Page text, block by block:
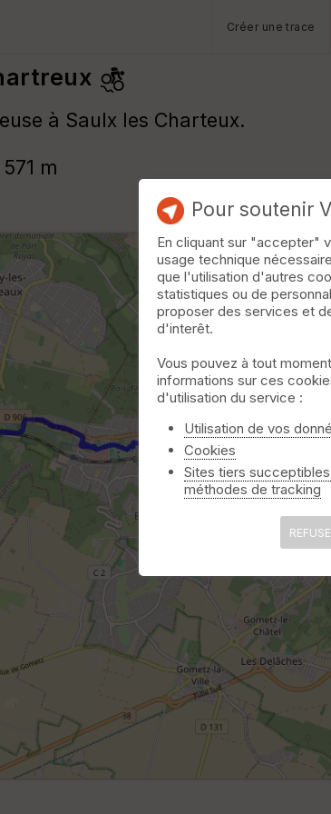
Créer une trace
à Saulx les Charteux.
m
Pour soutenir
En cliquant sur "accepter"
usage technique
que l'utilisation d'autres
statistiques ou de
proposer des services et
d'interêt.
Vous pouvez à tout
informations sur ces
d'utilisation du service :
Utilisation de vos
Cookies
Sites tiers
méthodes de tracking